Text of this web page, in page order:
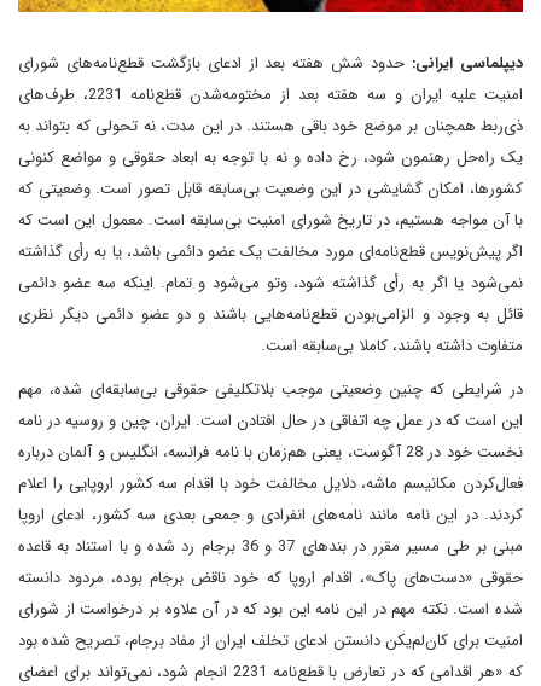
دیپلماسی ایرانی: حدود شش هفته بعد از ادعای بازگشت قطع‌نامه‌های شورای
امنیت علیه ایران و سه هفته بعد از مختومه‌شدن قطع‌نامه 2231، طرف‌های
ذی‌ربط همچنان بر موضع خود باقی هستند. در این مدت، نه تحولی که بتواند به
یک راه‌حل رهنمون شود، رخ داده و نه با توجه به ابعاد حقوقی و مواضع کنونی
کشورها، امکان گشایشی در این وضعیت بی‌سابقه قابل تصور است. وضعیتی که
با آن مواجه هستیم، در تاریخ شورای امنیت بی‌سابقه است. معمول این است که
اگر پیش‌نویس قطع‌نامه‌ای مورد مخالفت یک عضو دائمی باشد، یا به رأی گذاشته
نمی‌شود یا اگر به رأی گذاشته شود، وتو می‌شود و تمام. اینکه سه عضو دائمی
قائل به وجود و الزامی‌بودن قطع‌نامه‌هایی باشند و دو عضو دائمی دیگر نظری
متفاوت داشته باشند، کاملا بی‌سابقه است.
در شرایطی که چنین وضعیتی موجب بلاتکلیفی حقوقی بی‌سابقه‌‌ای شده، مهم
این است که در عمل چه اتفاقی در حال افتادن است. ایران، چین و روسیه در نامه
نخست خود در 28 آگوست، یعنی هم‌زمان با نامه فرانسه، انگلیس و آلمان درباره
فعال‌کردن مکانیسم ماشه، دلایل مخالفت خود با اقدام سه کشور اروپایی را اعلام
کردند. در این نامه‌ مانند نامه‌های انفرادی و جمعی بعدی سه کشور، ادعای اروپا
مبنی بر طی مسیر مقرر در بندهای 37 و 36 برجام رد شده و با استناد به قاعده
حقوقی «دست‌های پاک»، اقدام اروپا که خود ناقض برجام بوده، مردود دانسته
شده است. نکته مهم در این نامه این بود که در آن علاوه بر درخواست از شورای
امنیت برای کان‌لم‌یکن دانستن ادعای تخلف ایران از مفاد برجام، تصریح شده بود
که «هر اقدامی که در تعارض با قطع‌نامه 2231 انجام شود، نمی‌تواند برای اعضای